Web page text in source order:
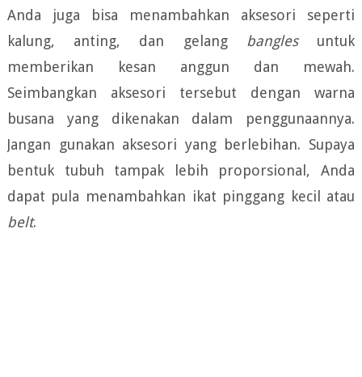
Anda juga bisa menambahkan aksesori seperti
kalung, anting, dan gelang bangles untuk
memberikan kesan anggun dan mewah.
Seimbangkan aksesori tersebut dengan warna
busana yang dikenakan dalam penggunaannya.
Jangan gunakan aksesori yang berlebihan. Supaya
bentuk tubuh tampak lebih proporsional, Anda
dapat pula menambahkan ikat pinggang kecil atau
belt.